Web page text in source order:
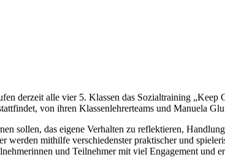
derzeit alle vier 5. Klassen das Sozialtraining
von ihren Klassenlehrerteams und Manuela
sollen, das eigene Verhalten zu reflektieren,
mithilfe verschiedenster praktischer und
und Teilnehmer mit viel Engagement und